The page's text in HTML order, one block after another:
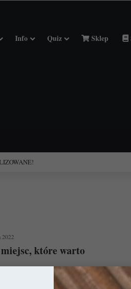
Info Quiz Sklep
2022
które warto
Francja w rzeczywistości składa